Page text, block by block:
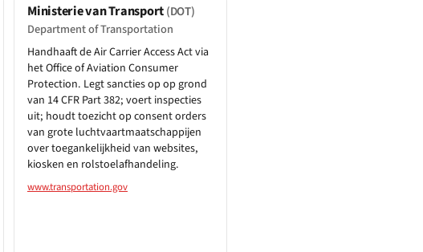
Ministerie van Transport(DOT)
Department of Transportation
Handhaaft de Air Carrier Access Act via
het Office of Aviation Consumer
Protection. Legt sancties op op grond
van 14 CFR Part 382; voert inspecties
uit; houdt toezicht op consent orders
van grote luchtvaartmaatschappijen
over toegankelijkheid van websites,
kiosken en rolstoelafhandeling.
www.transportation.gov